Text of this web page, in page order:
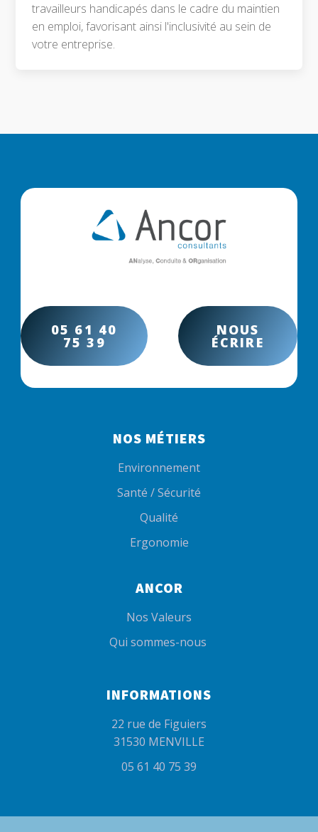
travailleurs handicapés dans le cadre du maintien
en emploi, favorisant ainsi l'inclusivité au sein de
votre entreprise.
05 61 40
75 39
NOUS
ÉCRIRE
NOS MÉTIERS
Environnement
Santé / Sécurité
Qualité
Ergonomie
ANCOR
Nos Valeurs
Qui sommes-nous
INFORMATIONS
22 rue de Figuiers
31530 MENVILLE
05 61 40 75 39